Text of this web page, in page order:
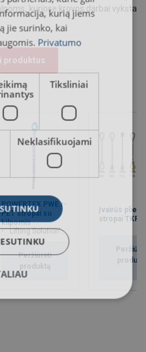
kuriose krovos darbai vyksta
produktus
POWERTEX PWE r-
PET stropai su
kilpomis
Lifting Solution's group Aspire Range™ grupės dalis
Peržiūrėti
produktą
Įvairūs
stropai TKR
kurią jiems
jie surinko, kai
Privatumo
Tiksliniai
Neklasifikuojami